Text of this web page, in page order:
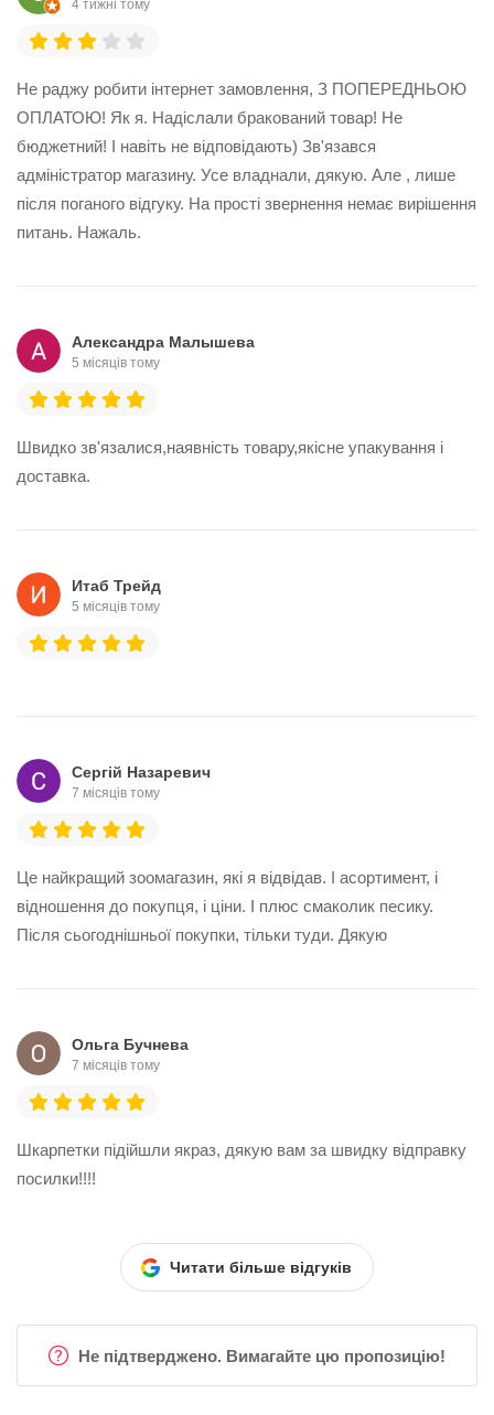
4 тижні тому
Не раджу робити інтернет замовлення, З ПОПЕРЕДНЬОЮ
ОПЛАТОЮ! Як я. Надіслали бракований товар! Не
бюджетний! І навіть не відповідають) Зв'язався
адміністратор магазину. Усе владнали, дякую. Але , лише
після поганого відгуку. На прості звернення немає вирішення
питань. Нажаль.
Александра Малышева
5 місяців тому
Швидко зв'язалися,наявність товару,якісне упакування і
доставка.
Итаб Трейд
5 місяців тому
Сергій Назаревич
7 місяців тому
Це найкращий зоомагазин, які я відвідав. І асортимент, і
відношення до покупця, і ціни. І плюс смаколик песику.
Після сьогоднішньої покупки, тільки туди. Дякую
Ольга Бучнева
7 місяців тому
Шкарпетки підійшли якраз, дякую вам за швидку відправку
посилки!!!!
Читати більше відгуків
Не підтверджено. Вимагайте цю пропозицію!